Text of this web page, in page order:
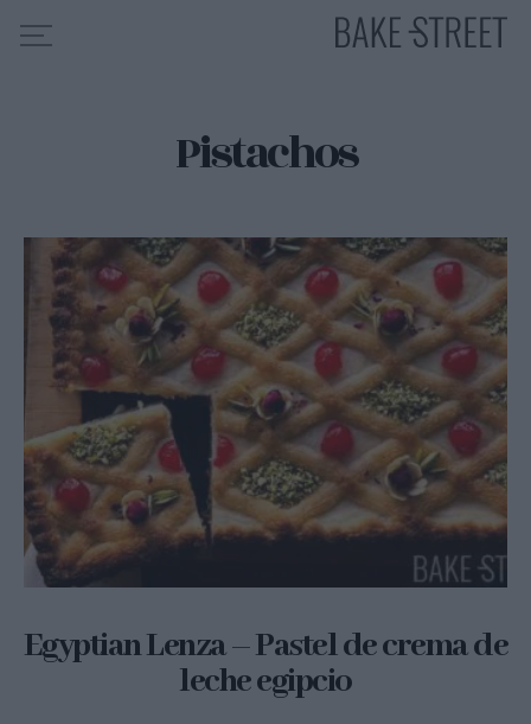
HOME
SOBRE MÍ
MIS CURSOS
CONTACTO
ES EN
Pistachos
Egyptian Lenza – Pastel de crema de
leche egipcio